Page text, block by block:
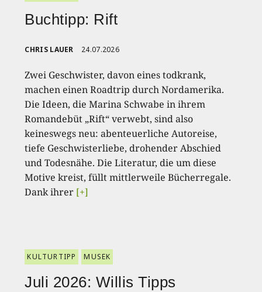
Buchtipp: Rift
CHRIS LAUER 24.07.2026
Zwei Geschwister, davon eines todkrank,
machen einen Roadtrip durch Nordamerika.
Die Ideen, die Marina Schwabe in ihrem
Romandebüt „Rift“ verwebt, sind also
keineswegs neu: abenteuerliche Autoreise,
tiefe Geschwisterliebe, drohender Abschied
und Todesnähe. Die Literatur, die um diese
Motive kreist, füllt mittlerweile Bücherregale.
Dank ihrer [+]
KULTURTIPP MUSEK
Juli 2026: Willis Tipps